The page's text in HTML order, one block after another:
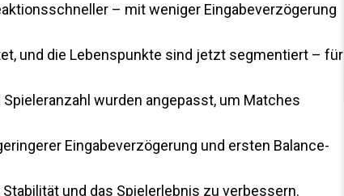
– mit weniger Eingabeverzögerung
und die Lebenspunkte sind jetzt segmentiert – für
Spieleranzahl wurden angepasst, um Matches
Eingabeverzögerung und ersten Balance-
und das Spielerlebnis zu verbessern.